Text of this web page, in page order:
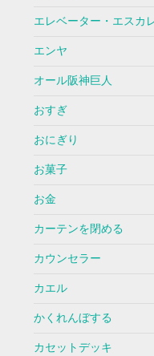
エレベーター・エスカ
エンヤ
オール阪神巨人
おすぎ
おにぎり
お菓子
お金
カーテンを閉める
カウンセラー
カエル
かくれんぼする
カセットデッキ